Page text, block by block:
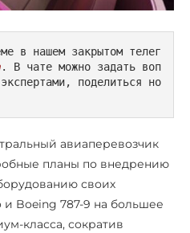
в нашем закрытом телег
. В чате можно задать воп
поделиться но
авиаперевозчик
планы по внедрению
своих
и Boeing 787-9 на большее
класса, сократив